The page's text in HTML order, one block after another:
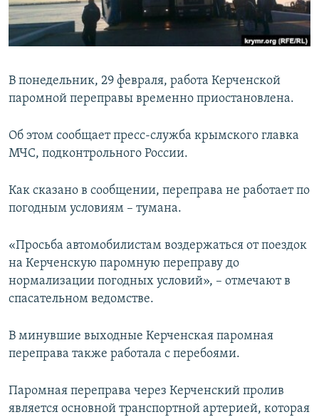
ПОБЕДИТЕЛЕЙ НЕ СУДЯТ?
КРЫМ.НЕПОКОРЕННЫЙ
УКРАИНСКАЯ ПРОБЛЕМА КРЫМА
ПРИСОЕДИНЯЙТЕСЬ!
Все сайты RFE/RL
В понедельник, 29 февраля, работа Керченской
паромной переправы временно приостановлена.
Об этом сообщает пресс-служба крымского главка
МЧС, подконтрольного России.
Как сказано в сообщении, переправа не работает по
погодным условиям – тумана.
«Просьба автомобилистам воздержаться от поездок
на Керченскую паромную переправу до
нормализации погодных условий», – отмечают в
спасательном ведомстве.
В минувшие выходные Керченская паромная
переправа также работала с перебоями.
Паромная переправа через Керченский пролив
является основной транспортной артерией, которая